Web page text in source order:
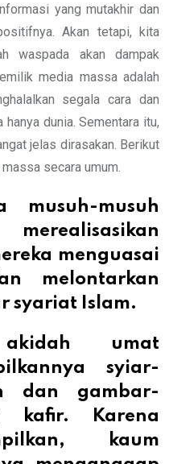
yang mutakhir dan
Akan tetapi, kita
waspada akan dampak
media massa adalah
segala cara dan
dunia. Sementara itu,
jelas dirasakan. Berikut
secara umum.
musuh-musuh
menguasai
melontarkan
syariat Islam.
akidah umat
syiar-
dan gambar-
kafir. Karena
kaum